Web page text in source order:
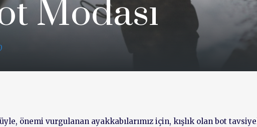
Modası
önemi vurgulanan ayakkabılarımız için, kışlık olan bot